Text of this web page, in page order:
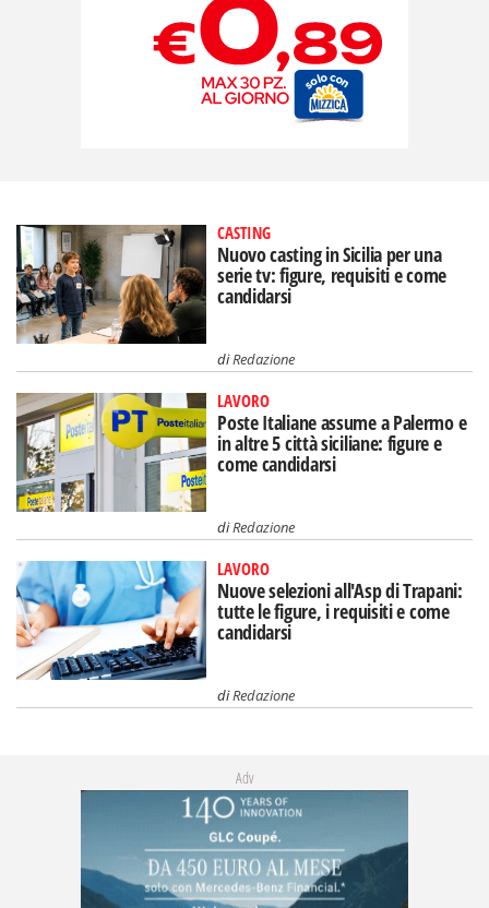
CASTING
Nuovo casting in Sicilia per una
serie tv: figure, requisiti e come
candidarsi
diRedazione
LAVORO
Poste Italiane assume a Palermo e
in altre 5 città siciliane: figure e
come candidarsi
diRedazione
LAVORO
Nuove selezioni all'Asp di Trapani:
tutte le figure, i requisiti e come
candidarsi
diRedazione
Adv